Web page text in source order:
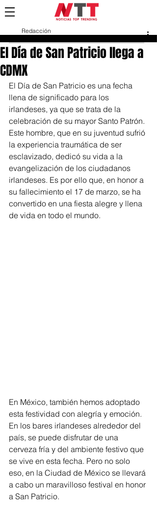
El Día de San Patricio llega a
CDMX
Redacción
El Día de San Patricio es una fecha
llena de significado para los
irlandeses, ya que se trata de la
celebración de su mayor Santo Patrón.
Este hombre, que en su juventud sufrió
la experiencia traumática de ser
esclavizado, dedicó su vida a la
evangelización de los ciudadanos
irlandeses. Es por ello que, en honor a
su fallecimiento el 17 de marzo, se ha
convertido en una fiesta alegre y llena
de vida en todo el mundo.
En México, también hemos adoptado
esta festividad con alegría y emoción.
En los bares irlandeses alrededor del
país, se puede disfrutar de una
cerveza fría y del ambiente festivo que
se vive en esta fecha. Pero no solo
eso, en la Ciudad de México se llevará
a cabo un maravilloso festival en honor
a San Patricio.